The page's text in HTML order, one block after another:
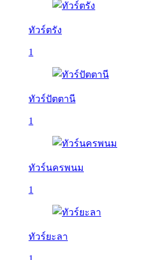
ทัวร์ตรัง
1
ทัวร์ปัตตานี
1
ทัวร์นครพนม
1
ทัวร์ยะลา